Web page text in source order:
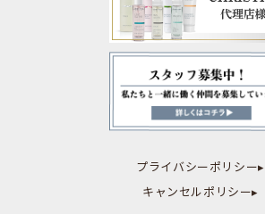
プライバシーポリシー▸
キャンセルポリシー▸